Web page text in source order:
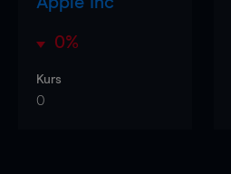
0%
Kurs
0